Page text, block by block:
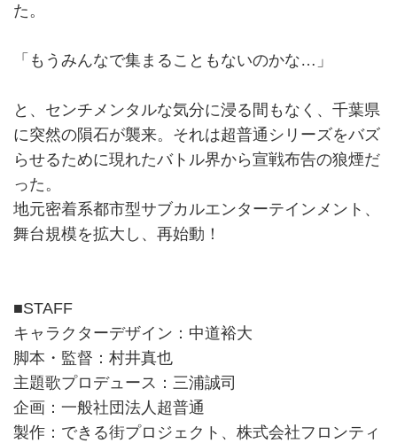
た。
「もうみんなで集まることもないのかな…」
と、センチメンタルな気分に浸る間もなく、千葉県
に突然の隕石が襲来。それは超普通シリーズをバズ
らせるために現れたバトル界から宣戦布告の狼煙だ
った。
地元密着系都市型サブカルエンターテインメント、
舞台規模を拡大し、再始動！
■STAFF
キャラクターデザイン：中道裕大
脚本・監督：村井真也
主題歌プロデュース：三浦誠司
企画：一般社団法人超普通
製作：できる街プロジェクト、株式会社フロンティ